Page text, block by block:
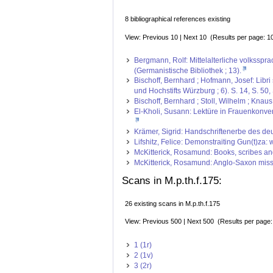
8 bibliographical references existing
View: Previous 10 | Next 10 (Results per page:
Bergmann, Rolf: Mittelalterliche
(Germanistische Bibliothek ; 13).
Bischoff, Bernhard ; Hofmann, Josef:
und Hochstifts Würzburg ; 6). S. 14, S. 50,
Bischoff, Bernhard ; Stoll, Wilhelm ;
El-Kholi, Susann: Lektüre in
Krämer, Sigrid: Handschriftenerbe des
Lifshitz, Felice: Demonstraiting Gun(t)za:
McKitterick, Rosamund: Books, scribes
McKitterick, Rosamund: Anglo-Saxon
Scans in M.p.th.f.175:
26 existing scans in M.p.th.f.175
View: Previous 500 | Next 500 (Results per
1 (1r)
2 (1v)
3 (2r)